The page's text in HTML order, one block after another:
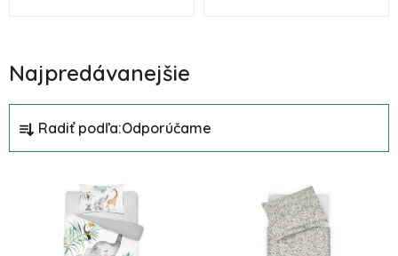
Najpredávanejšie
a
d
Radiť podľa:Odporúčame